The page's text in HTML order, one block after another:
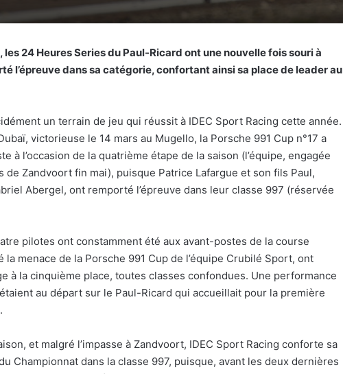
24 Heures Series du Paul-Ricard ont une nouvelle fois souri à
l’épreuve dans sa catégorie, confortant ainsi sa place de leader au
un terrain de jeu qui réussit à IDEC Sport Racing cette année.
victorieuse le 14 mars au Mugello, la Porsche 991 Cup n°17 a
à l’occasion de la quatrième étape de la saison (l’équipe, engagée
de Zandvoort fin mai), puisque Patrice Lafargue et son fils Paul,
Abergel, ont remporté l’épreuve dans leur classe 997 (réservée
pilotes ont constamment été aux avant-postes de la course
menace de la Porsche 991 Cup de l’équipe Crubilé Sport, ont
à la cinquième place, toutes classes confondues. Une performance
au départ sur le Paul-Ricard qui accueillait pour la première
et malgré l’impasse à Zandvoort, IDEC Sport Racing conforte sa
Championnat dans la classe 997, puisque, avant les deux dernières
Le Mans 2026 : 90 secondes pour
revivre une semaine hors du temps
passion, inspirer une vocation